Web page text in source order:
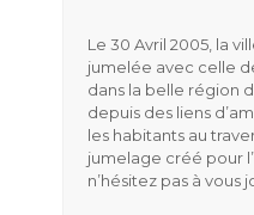
Le 30 Avril 2005, la
jumelée avec celle
dans la belle région
depuis des liens
les habitants au
jumelage créé pour
n’hésitez pas à vous